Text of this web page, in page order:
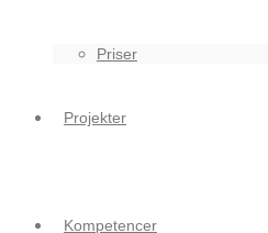
Priser
Projekter
Kompetencer